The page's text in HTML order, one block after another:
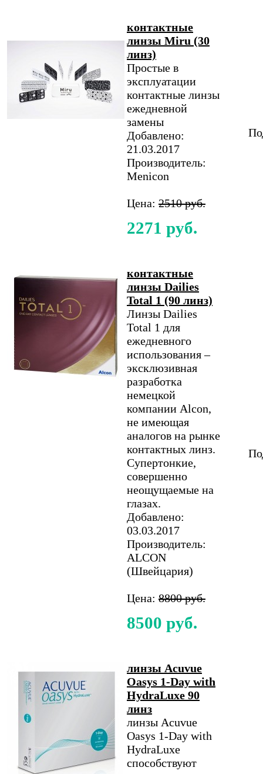
контактные
линзы Miru (30
линз)
Простые в
эксплуатации
контактные линзы
ежедневной
замены
Добавлено:
21.03.2017
Производитель:
Menicon
Цена: 2510 руб.
2271 руб.
контактные
линзы Dailies
Total 1 (90 линз)
Линзы Dailies
Total 1 для
ежедневного
использования –
эксклюзивная
разработка
немецкой
компании Alcon,
не имеющая
аналогов на рынке
контактных линз.
Супертонкие,
совершенно
неощущаемые на
глазах.
Добавлено:
03.03.2017
Производитель:
ALCON
(Швейцария)
Цена: 8800 руб.
8500 руб.
линзы Acuvue
Oasys 1-Day with
HydraLuxe 90
линз
линзы Acuvue
Oasys 1-Day with
HydraLuxe
способствуют